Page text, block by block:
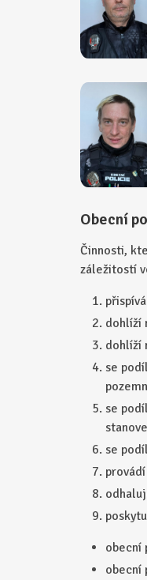
Obecní
Činnosti,
záležitostí
dohlíží
dohlíží
se
se
se
obecní
obecní